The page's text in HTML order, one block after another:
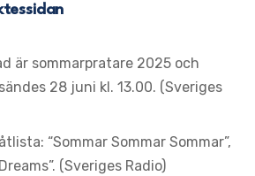
är sommarpratare 2025 och
28 juni kl. 13.00. (Sveriges
“Sommar Sommar Sommar”,
(Sveriges Radio)